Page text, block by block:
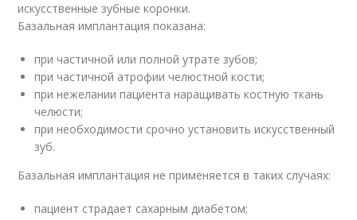
искусственные зубные коронки.
Базальная имплантация показана:
при частичной или полной утрате зубов;
при частичной атрофии челюстной кости;
при нежелании пациента наращивать костную ткань
челюсти;
при необходимости срочно установить искусственный
зуб.
Базальная имплантация не применяется в таких случаях:
пациент страдает сахарным диабетом;